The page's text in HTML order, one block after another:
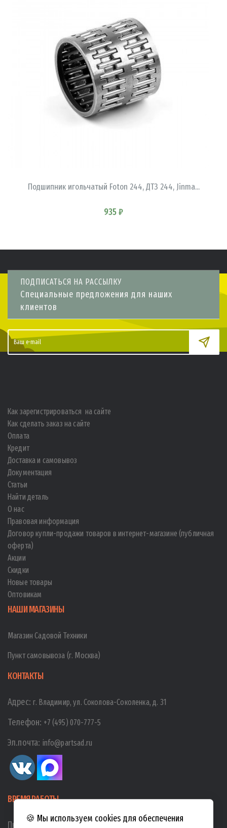
Подшипник игольчатый Foton 244, ДТЗ 244, Jinma...
935 ₽
ПОДПИСАТЬСЯ НА РАССЫЛКУ
Специальные предложения для наших
клиентов
Как зарегистрироваться на сайте
Как сделать заказ на сайте
Оплата
Кредит
Доставка и самовывоз
Документация
Статьи
Найти деталь
О нас
Правовая информация
Договор купли-продажи товаров в интернет-магазине (публичная
оферта)
Акции
Скидки
Новые товары
Оптовикам
НАШИ МАГАЗИНЫ
Магазин Садовой Техники
Пункт самовывоза (г. Москва)
КОНТАКТЫ
Адрес:г. Владимир, ул. Соколова-Соколенка, д. 31
Телефон: +7 (495) 070-777-5
Эл.почта: info@partsad.ru
ВРЕМЯ РАБОТЫ
Пн-Пт: 10:00-19:00
🍪 Мы используем cookies для обеспечения